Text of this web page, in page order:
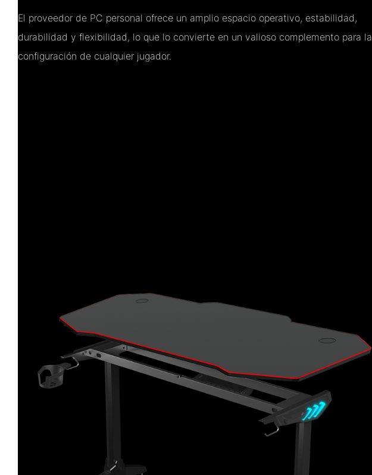
El proveedor de PC personal ofrece un amplio espacio operativo, estabilidad,
durabilidad y flexibilidad, lo que lo convierte en un valioso complemento para la
configuración de cualquier jugador.